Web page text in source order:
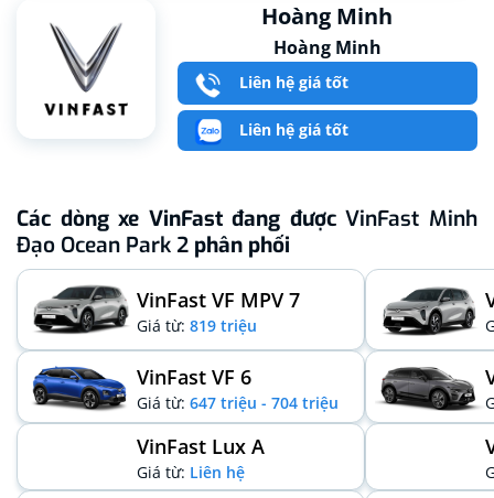
Hoàng Minh
Hoàng Minh
Liên hệ giá tốt
Liên hệ giá tốt
Các dòng xe VinFast đang đượcVinFast Minh
Đạo Ocean Park 2 phân phối
VinFast VF MPV 7
Giá từ: 819 triệu
VinFast VF 6
Giá từ: 647 triệu - 704 triệu
VinFast Lux A
Giá từ: Liên hệ